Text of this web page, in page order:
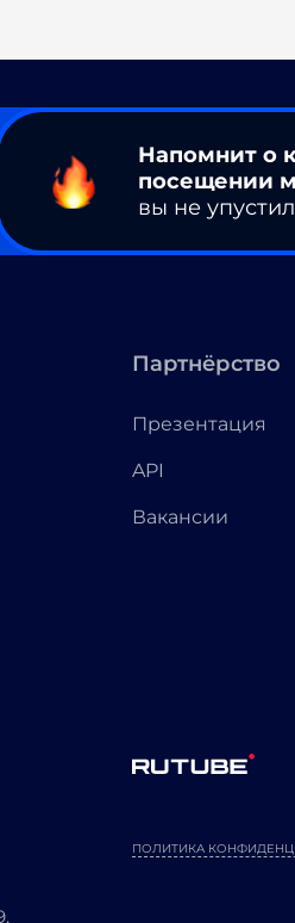
Напомнит о
посещении
вы не
Партнёрство
Презентация
API
Вакансии
ПОЛИТИКА